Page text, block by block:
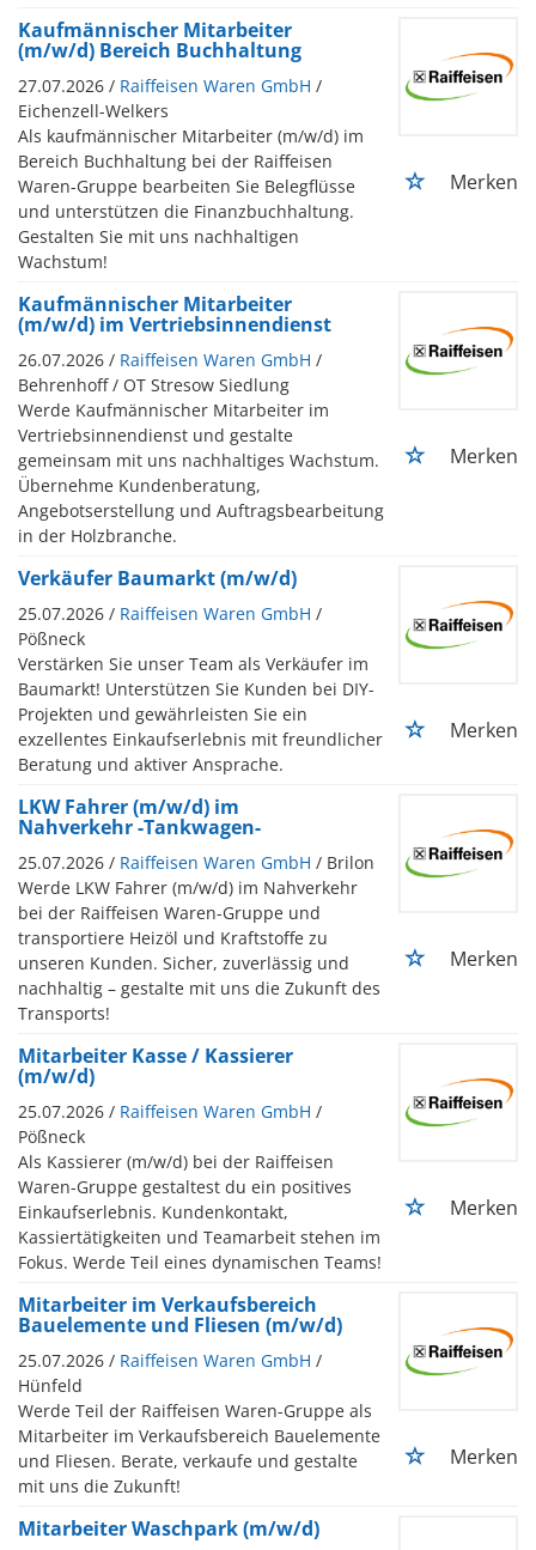
Kaufmännischer Mitarbeiter
(m/w/d) Bereich Buchhaltung
27.07.2026 / Raiffeisen Waren GmbH /
Eichenzell-Welkers
Als kaufmännischer Mitarbeiter (m/w/d) im
Bereich Buchhaltung bei der Raiffeisen
Waren-Gruppe bearbeiten Sie Belegflüsse
und unterstützen die Finanzbuchhaltung.
Gestalten Sie mit uns nachhaltigen
Wachstum!
Merken
Kaufmännischer Mitarbeiter
(m/w/d) im Vertriebsinnendienst
26.07.2026 / Raiffeisen Waren GmbH /
Behrenhoff / OT Stresow Siedlung
Werde Kaufmännischer Mitarbeiter im
Vertriebsinnendienst und gestalte
gemeinsam mit uns nachhaltiges Wachstum.
Übernehme Kundenberatung,
Angebotserstellung und Auftragsbearbeitung
in der Holzbranche.
Merken
Verkäufer Baumarkt (m/w/d)
25.07.2026 / Raiffeisen Waren GmbH /
Pößneck
Verstärken Sie unser Team als Verkäufer im
Baumarkt! Unterstützen Sie Kunden bei DIY-
Projekten und gewährleisten Sie ein
exzellentes Einkaufserlebnis mit freundlicher
Beratung und aktiver Ansprache.
Merken
LKW Fahrer (m/w/d) im
Nahverkehr -Tankwagen-
25.07.2026 / Raiffeisen Waren GmbH / Brilon
Werde LKW Fahrer (m/w/d) im Nahverkehr
bei der Raiffeisen Waren-Gruppe und
transportiere Heizöl und Kraftstoffe zu
unseren Kunden. Sicher, zuverlässig und
nachhaltig – gestalte mit uns die Zukunft des
Transports!
Merken
Mitarbeiter Kasse / Kassierer
(m/w/d)
25.07.2026 / Raiffeisen Waren GmbH /
Pößneck
Als Kassierer (m/w/d) bei der Raiffeisen
Waren-Gruppe gestaltest du ein positives
Einkaufserlebnis. Kundenkontakt,
Kassiertätigkeiten und Teamarbeit stehen im
Fokus. Werde Teil eines dynamischen Teams!
Merken
Mitarbeiter im Verkaufsbereich
Bauelemente und Fliesen (m/w/d)
25.07.2026 / Raiffeisen Waren GmbH /
Hünfeld
Werde Teil der Raiffeisen Waren-Gruppe als
Mitarbeiter im Verkaufsbereich Bauelemente
und Fliesen. Berate, verkaufe und gestalte
mit uns die Zukunft!
Merken
Mitarbeiter Waschpark (m/w/d)